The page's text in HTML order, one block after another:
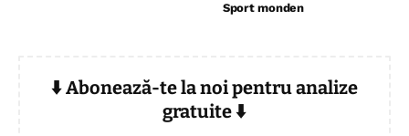
Sport monden
⬇️ Abonează-te la noi pentru analize
gratuite ⬇️